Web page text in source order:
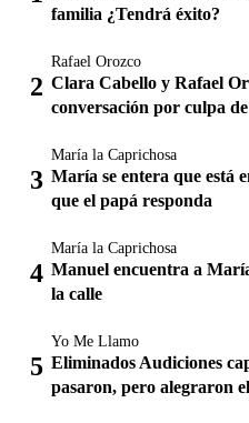
familia ¿Tendrá éxito?
Rafael Orozco
Clara Cabello y Rafael
conversación por culpa
María la Caprichosa
María se entera que está
que el papá responda
María la Caprichosa
Manuel encuentra a
la calle
Yo Me Llamo
Eliminados Audiciones
pasaron, pero alegraron